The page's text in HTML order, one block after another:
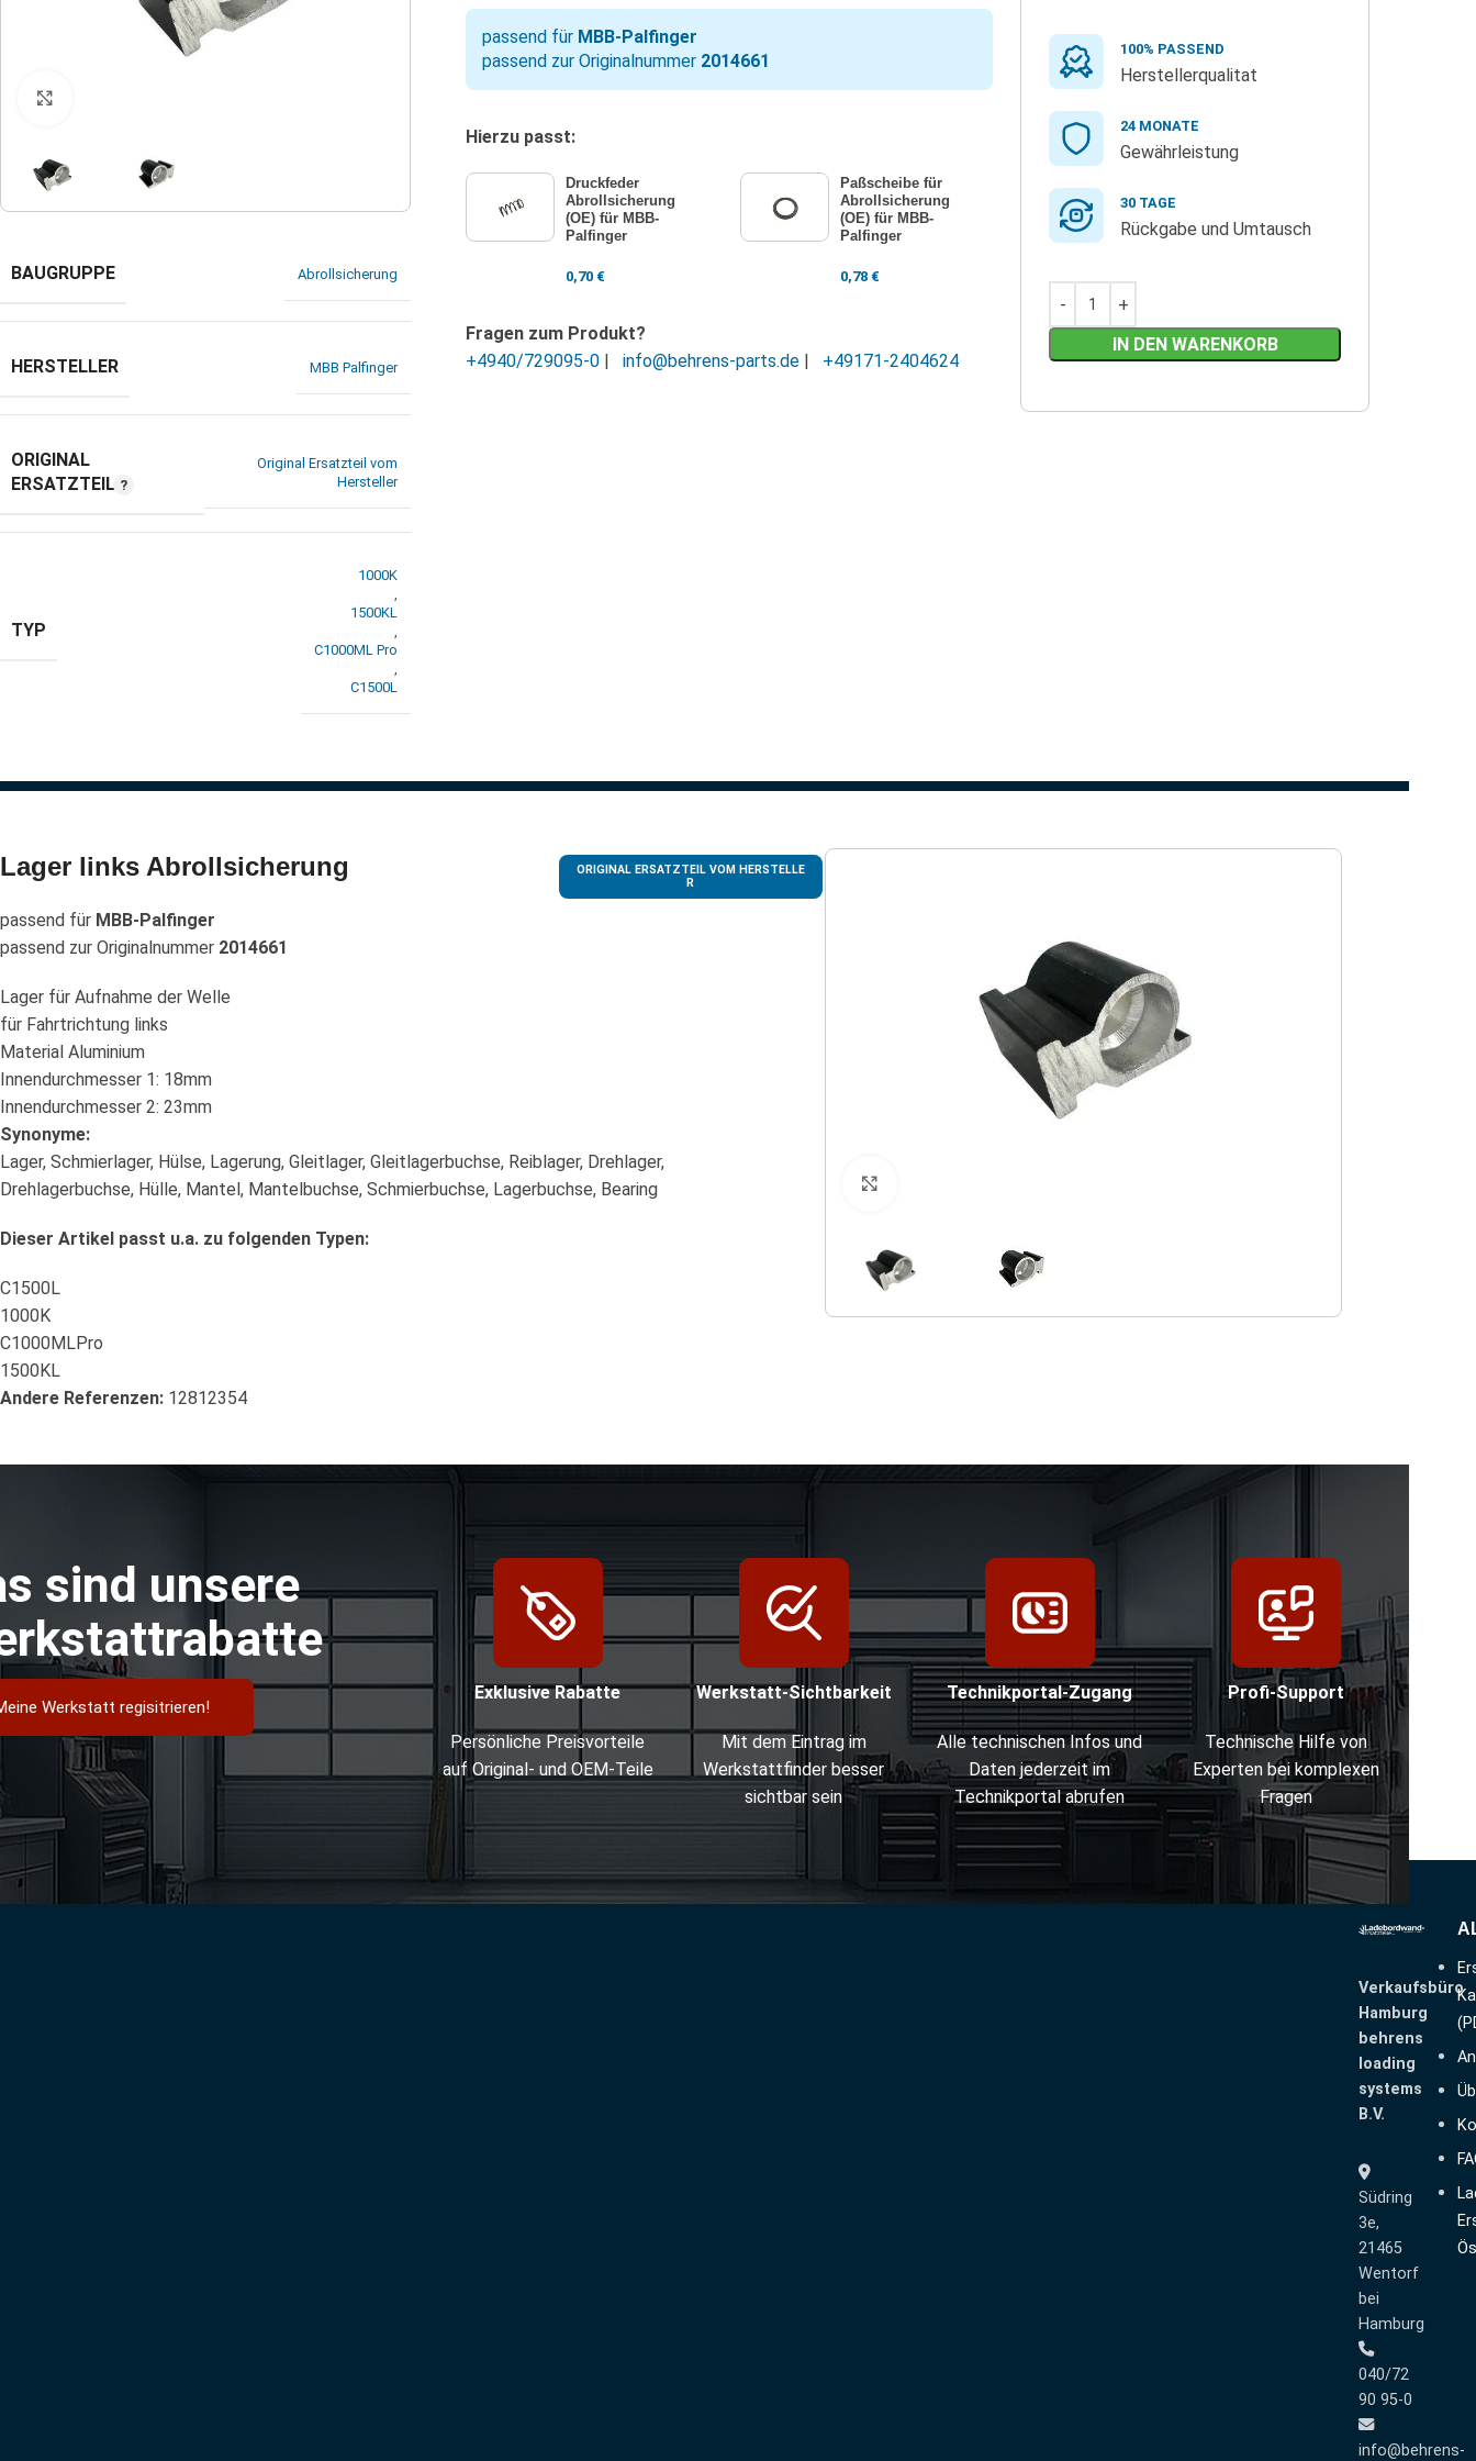
BAUGRUPPE Abrollsicherung
HERSTELLER MBB Palfinger
ORIGINAL
ERSATZTEIL
Original Ersatzteil vom
Hersteller
TYP
1000K
1500KL
C1000ML Pro
C1500L
passend für MBB-Palfinger
passend zur Originalnummer 2014661
Hierzu passt:
Druckfeder
Abrollsicherung
(OE) für MBB-
Palfinger
0,70 €
Paßscheibe für
Abrollsicherung
(OE) für MBB-
Palfinger
0,78 €
Fragen zum Produkt?
+4940/729095-0 | info@behrens-parts.de | +49171-2404624
100% PASSEND
Herstellerqualitat
24 MONATE
Gewährleistung
30 TAGE
Rückgabe und Umtausch
IN DEN WARENKORB
Lager links Abrollsicherung
passend für MBB-Palfinger
passend zur Originalnummer 2014661
Lager für Aufnahme der Welle
für Fahrtrichtung links
Material Aluminium
Innendurchmesser 1: 18mm
Innendurchmesser 2: 23mm
Synonyme:
Lager, Schmierlager, Hülse, Lagerung, Gleitlager, Gleitlagerbuchse, Reiblager, Drehlager,
Drehlagerbuchse, Hülle, Mantel, Mantelbuchse, Schmierbuchse, Lagerbuchse, Bearing
Dieser Artikel passt u.a. zu folgenden Typen:
C1500L
1000K
C1000MLPro
1500KL
Andere Referenzen: 12812354
ORIGINAL ERSATZTEIL VOM HERSTELLE
R
sind unsere
Werkstatt regisitrieren!
Exklusive Rabatte
Persönliche Preisvorteile
auf Original- und OEM-Teile
Werkstatt-Sichtbarkeit
Mit dem Eintrag im
Werkstattfinder besser
sichtbar sein
Technikportal-Zugang
Alle technischen Infos und
Daten jederzeit im
Technikportal abrufen
Profi-Support
Technische Hilfe von
Experten bei komplexen
Fragen
Verkaufsbüro
Hamburg
behrens
loading
systems
B.V.
Südring
3e,
21465
Wentorf
bei
Hamburg
040/72
90 95-0
info@behrens-